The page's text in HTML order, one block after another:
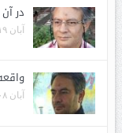
در
آبان ۱۹, ۱۳۹۷
آبان ۰۸, ۱۳۹۷